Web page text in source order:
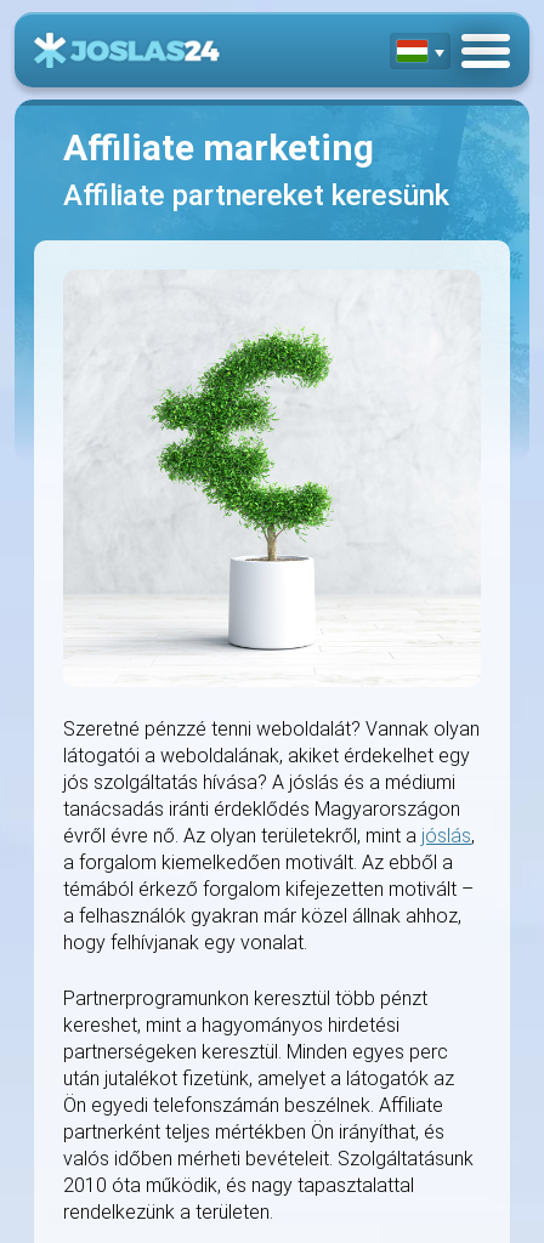
Affiliate marketing
Affiliate partnereket keresünk
Szeretné pénzzé tenni weboldalát? Vannak olyan
látogatói a weboldalának, akiket érdekelhet egy
jós szolgáltatás hívása? A jóslás és a médiumi
tanácsadás iránti érdeklődés Magyarországon
évről évre nő. Az olyan területekről, mint a jóslás,
a forgalom kiemelkedően motivált. Az ebből a
témából érkező forgalom kifejezetten motivált –
a felhasználók gyakran már közel állnak ahhoz,
hogy felhívjanak egy vonalat.
Partnerprogramunkon keresztül több pénzt
kereshet, mint a hagyományos hirdetési
partnerségeken keresztül. Minden egyes perc
után jutalékot fizetünk, amelyet a látogatók az
Ön egyedi telefonszámán beszélnek. Affiliate
partnerként teljes mértékben Ön irányíthat, és
valós időben mérheti bevételeit. Szolgáltatásunk
2010 óta működik, és nagy tapasztalattal
rendelkezünk a területen.